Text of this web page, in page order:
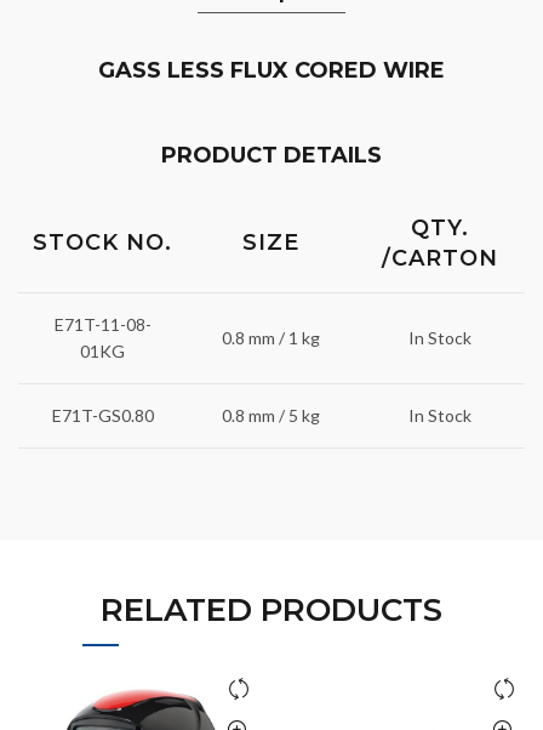
GASS LESS FLUX CORED WIRE
PRODUCT DETAILS
STOCK NO. SIZE
QTY.
/CARTON
E71T-11-08-
01KG
0.8 mm / 1 kg In Stock
E71T-GS0.80 0.8 mm / 5 kg In Stock
RELATED PRODUCTS